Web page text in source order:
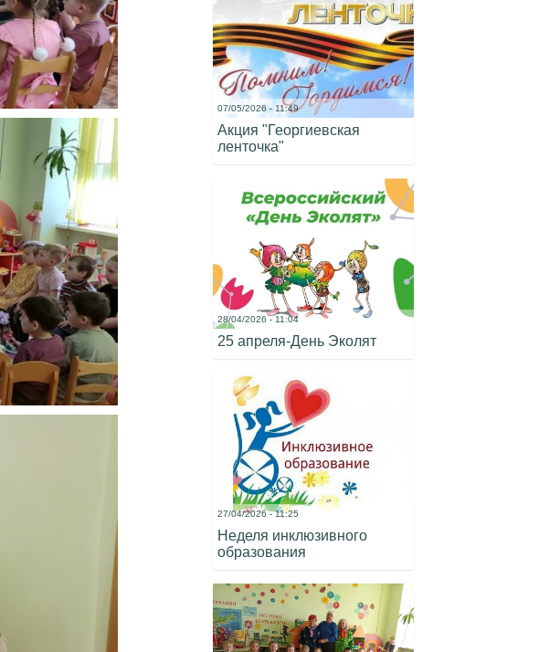
07/05/2026 - 11:49
Акция "Георгиевская
ленточка"
28/04/2026 - 11:04
25 апреля-День Эколят
27/04/2026 - 11:25
Неделя инклюзивного
образования